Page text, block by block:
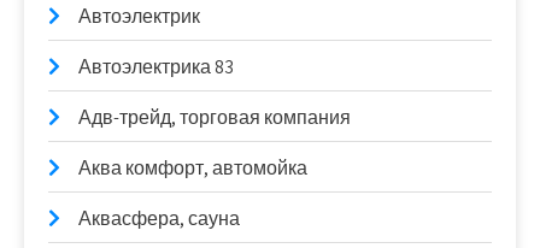
Автоэлектрик
Автоэлектрика 83
Адв-трейд, торговая компания
Аква комфорт, автомойка
Аквасфера, сауна